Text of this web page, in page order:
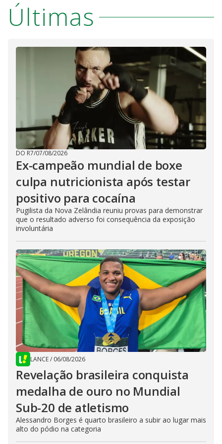
Últimas
DO R7/07/08/2026
Ex-campeão mundial de boxe
culpa nutricionista após testar
positivo para cocaína
Pugilista da Nova Zelândia reuniu provas para demonstrar
que o resultado adverso foi consequência da exposição
involuntária
LANCE/ 06/08/2026
Revelação brasileira conquista
medalha de ouro no Mundial
Sub-20 de atletismo
Alessandro Borges é quarto brasileiro a subir ao lugar mais
alto do pódio na categoria